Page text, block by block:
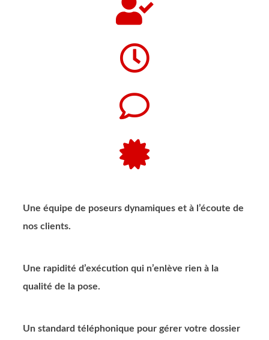
Une équipe de poseurs dynamiques et à l’écoute de
nos clients.
Une rapidité d’exécution qui n’enlève rien à la
qualité de la pose.
Un standard téléphonique pour gérer votre dossier